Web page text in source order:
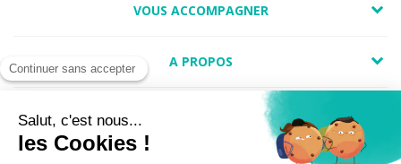
VOUS ACCOMPAGNER
A PROPOS